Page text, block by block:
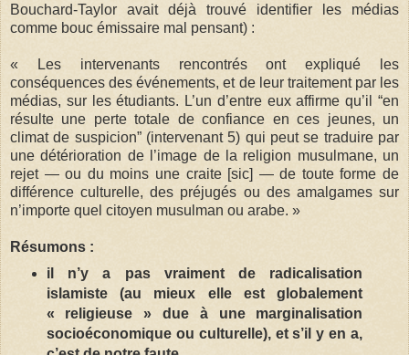
Bouchard-Taylor avait déjà trouvé identifier les médias
comme bouc émissaire mal pensant) :
« Les intervenants rencontrés ont expliqué les
conséquences des événements, et de leur traitement par les
médias, sur les étudiants. L’un d’entre eux affirme qu’il “en
résulte une perte totale de confiance en ces jeunes, un
climat de suspicion” (intervenant 5) qui peut se traduire par
une détérioration de l’image de la religion musulmane, un
rejet — ou du moins une craite [sic] — de toute forme de
différence culturelle, des préjugés ou des amalgames sur
n’importe quel citoyen musulman ou arabe. »
Résumons :
il n’y a pas vraiment de radicalisation
islamiste (au mieux elle est globalement
« religieuse » due à une marginalisation
socioéconomique ou culturelle), et s’il y en a,